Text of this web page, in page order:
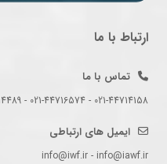
ارتباط با ما
تماس با ما
021-44714158 - 021-44716574 - 021-44714489
ایمیل های ارتباطی
info@iwf.ir - info@iawf.ir